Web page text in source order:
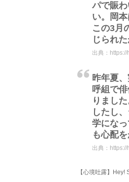
パで賑
い。岡
この3月
じられ
出典：
昨年夏
呼組で
りまし
したし
学にな
も心配
出典：
【心境吐露】Hey!